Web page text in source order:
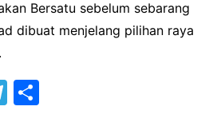
Bersatu sebelum sebarang
dibuat menjelang pilihan raya
T S